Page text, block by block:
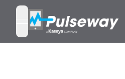
open navigation menu